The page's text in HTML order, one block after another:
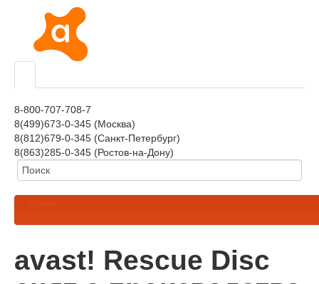
8-800-707-708-7
8(499)673-0-345 (Москва)
8(812)679-0-345 (Санкт-Петербург)
8(863)285-0-345 (Ростов-на-Дону)
avast! Rescue Disc